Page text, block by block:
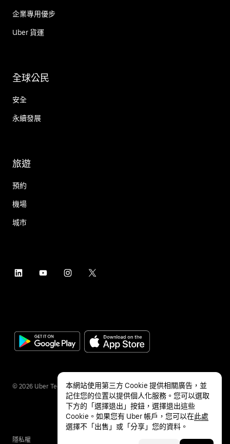
企業專用優步
Uber 貨運
全球公民
安全
永續發展
旅遊
預約
機場
城市
© 2026 Uber Technologies Inc.
隱私權
本網站使用第三方 Cookie 提供相關廣告，並
記住您的位置以提供個人化服務。您可以選取
下方的「選擇退出」按鈕，選擇退出這些
Cookie。如果您有 Uber 帳戶，您可以在此處
選擇不「出售」或「分享」您的資料。